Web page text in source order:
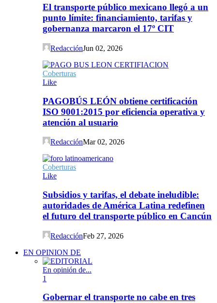
El transporte público mexicano llegó a un
punto límite: financiamiento, tarifas y
gobernanza marcaron el 17º CIT
RedacciónJun 02, 2026
Coberturas
Like
PAGOBÚS LEÓN obtiene certificación
ISO 9001:2015 por eficiencia operativa y
atención al usuario
RedacciónMar 02, 2026
Coberturas
Like
Subsidios y tarifas, el debate ineludible:
autoridades de América Latina redefinen
el futuro del transporte público en Cancún
RedacciónFeb 27, 2026
EN OPINION DE
En opinión de...
1
Gobernar el transporte no cabe en tres